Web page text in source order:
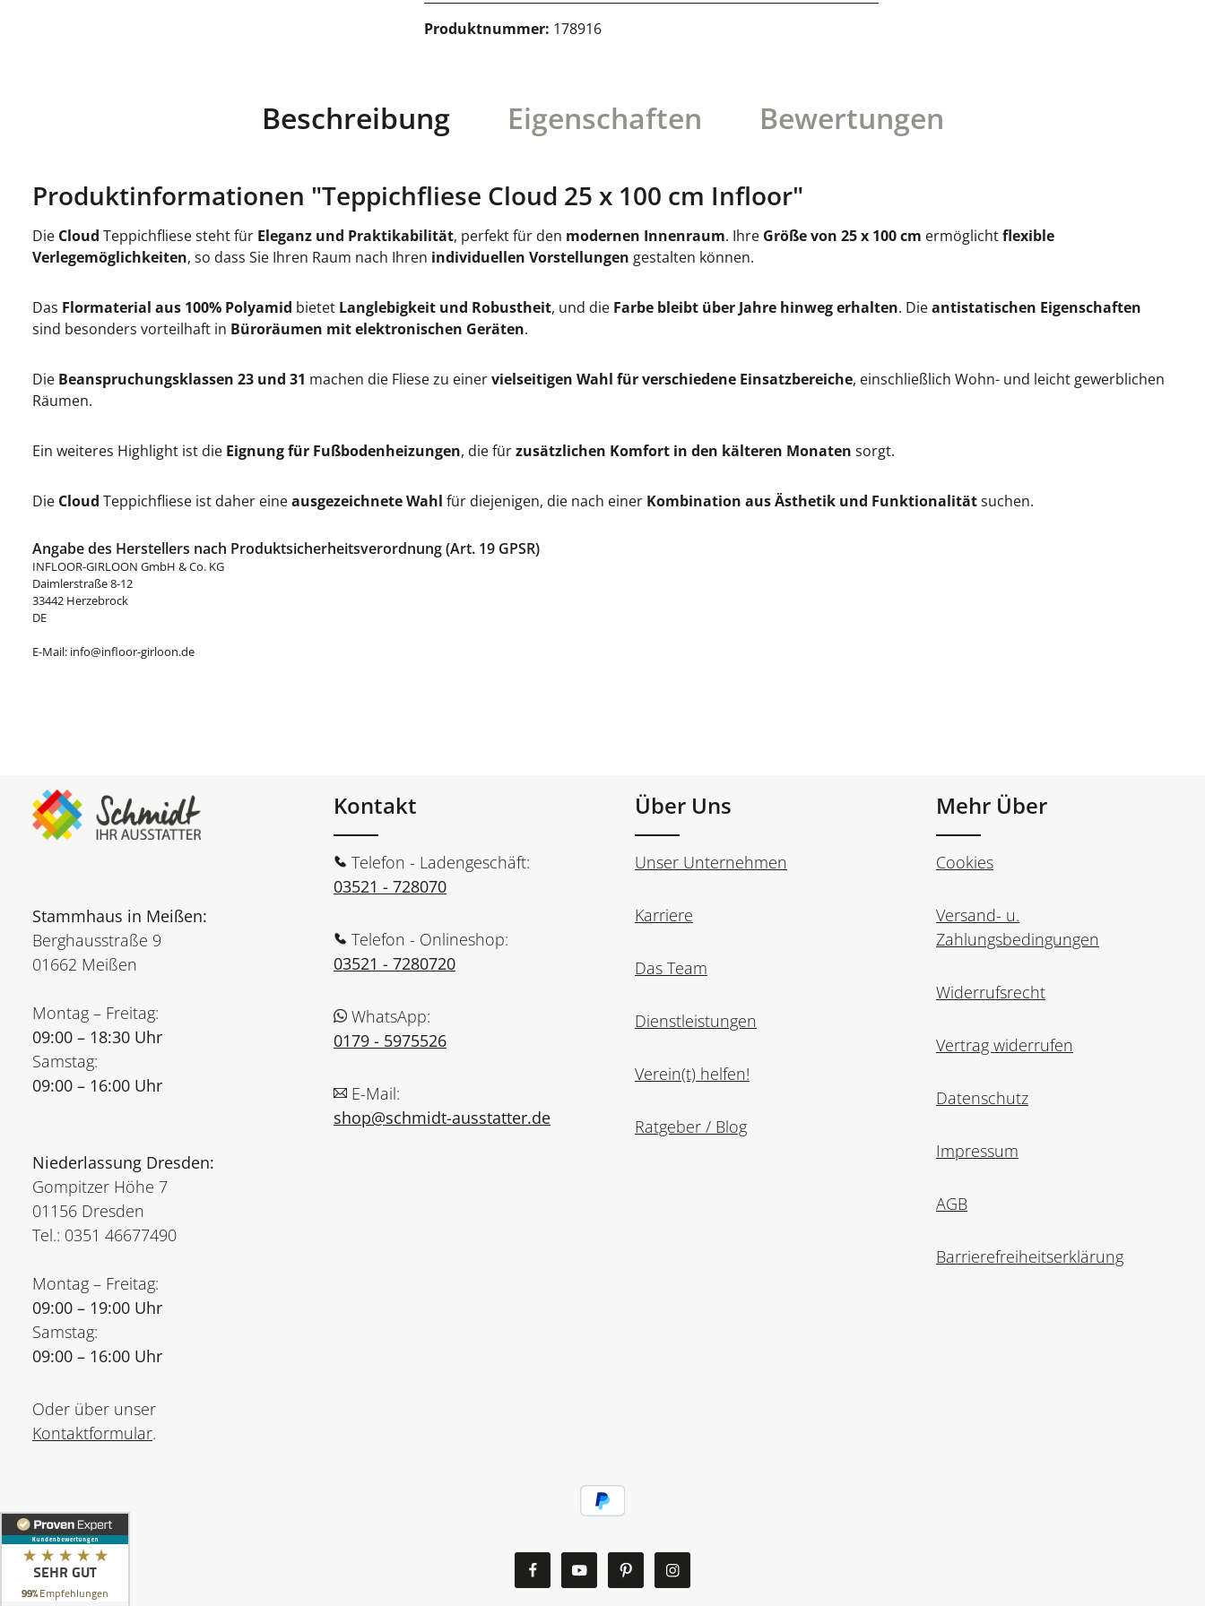
Produktnummer: 178916
Beschreibung Eigenschaften Bewertungen
Produktinformationen "Teppichfliese Cloud 25 x 100 cm Infloor"
Die Cloud Teppichfliese steht für Eleganz und Praktikabilität, perfekt für den modernen Innenraum. Ihre Größe von 25 x 100 cm ermöglichtflexible
Verlegemöglichkeiten, so dass Sie Ihren Raum nach Ihren individuellen Vorstellungen gestalten können.
Das Flormaterial aus 100% Polyamid bietet Langlebigkeit und Robustheit, und die Farbe bleibt über Jahre hinweg erhalten. Dieantistatischen Eigenschaften
sind besonders vorteilhaft in Büroräumen mit elektronischen Geräten.
Die Beanspruchungsklassen 23 und 31 machen die Fliese zu einervielseitigen Wahl für verschiedene Einsatzbereiche, einschließlich Wohn- und leicht gewerblichen
Räumen.
Ein weiteres Highlight ist die Eignung für Fußbodenheizungen, die fürzusätzlichen Komfort in den kälteren Monaten sorgt.
Die Cloud Teppichfliese ist daher eineausgezeichnete Wahl für diejenigen, die nach einer Kombination aus Ästhetik und Funktionalitätsuchen.
Angabe des Herstellers nach Produktsicherheitsverordnung (Art. 19 GPSR)
INFLOOR-GIRLOON GmbH & Co. KG
Daimlerstraße 8-12
33442 Herzebrock
DE
E-Mail: info@infloor-girloon.de
Stammhaus in Meißen:
Berghausstraße 9
01662 Meißen
Montag – Freitag:
09:00 – 18:30 Uhr
Samstag:
09:00 – 16:00 Uhr
Niederlassung Dresden:
Gompitzer Höhe 7
01156 Dresden
Tel.: 0351 46677490
Montag – Freitag:
09:00 – 19:00 Uhr
Samstag:
09:00 – 16:00 Uhr
Oder über unser
Kontaktformular.
Kontakt
Telefon - Ladengeschäft:
03521 - 728070
Telefon - Onlineshop:
03521 - 7280720
WhatsApp:
0179 - 5975526
E-Mail:
shop@schmidt-ausstatter.de
Über Uns
Unser Unternehmen
Karriere
Das Team
Dienstleistungen
Verein(t) helfen!
Ratgeber / Blog
Mehr Über
Cookies
Versand- u.
Zahlungsbedingungen
Widerrufsrecht
Vertrag widerrufen
Datenschutz
Impressum
AGB
Barrierefreiheitserklärung